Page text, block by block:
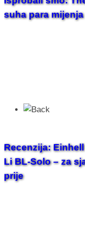
suha para
Recenzija:
Li BL-Solo – za
prije